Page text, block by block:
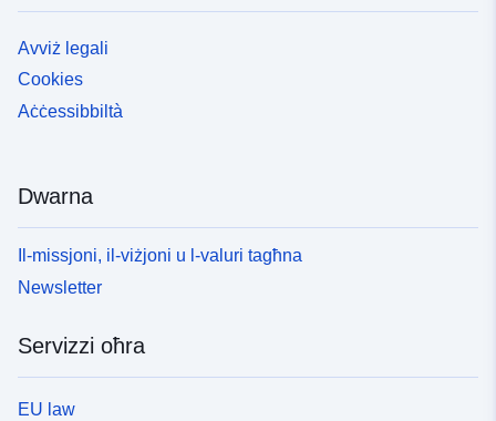
Avviż legali
Cookies
Aċċessibbiltà
Dwarna
Il-missjoni, il-viżjoni u l-valuri tagħna
Newsletter
Servizzi oħra
EU law